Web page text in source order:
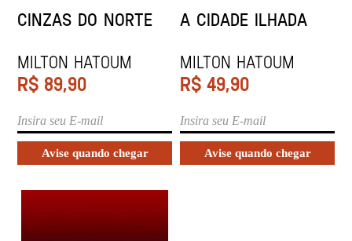
CINZAS DO NORTE
MILTON HATOUM
R$ 89,90
A CIDADE ILHADA
MILTON HATOUM
R$ 49,90